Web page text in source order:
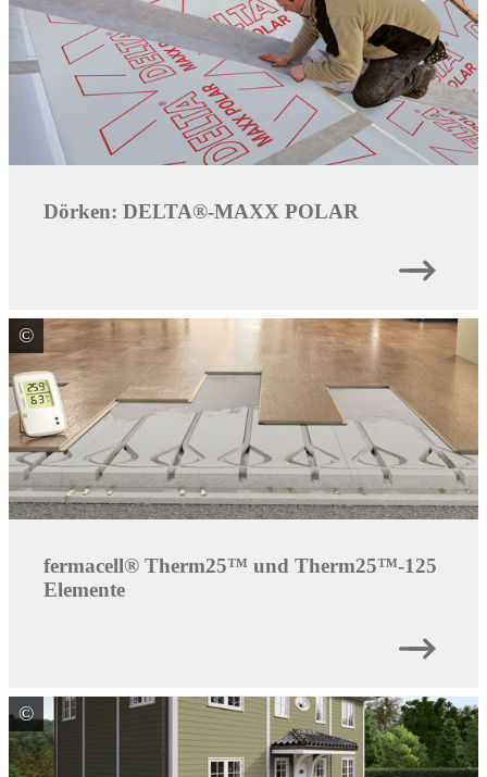
Dörken: DELTA®-MAXX POLAR
© James Hardie Europe GmbH
fermacell® Therm25™ und Therm25™-125
Elemente
© James Hardie Europe GmbH